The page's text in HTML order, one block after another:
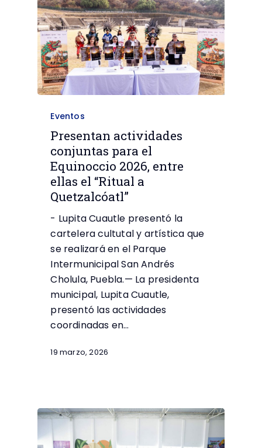
Eventos
Presentan actividades
conjuntas para el
Equinoccio 2026, entre
ellas el “Ritual a
Quetzalcóatl”
- Lupita Cuautle presentó la
cartelera cultutal y artística que
se realizará en el Parque
Intermunicipal San Andrés
Cholula, Puebla.— La presidenta
municipal, Lupita Cuautle,
presentó las actividades
coordinadas en…
19 marzo, 2026